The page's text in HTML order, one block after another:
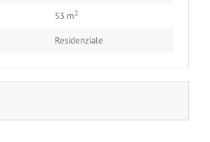
53 m2
Residenziale